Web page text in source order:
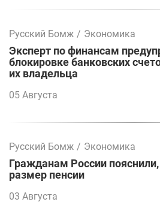
Русский Бомж / Экономика
Эксперт по финансам
блокировке банковских
их владельца
05 Августа
Русский Бомж / Экономика
Гражданам России
размер пенсии
03 Августа